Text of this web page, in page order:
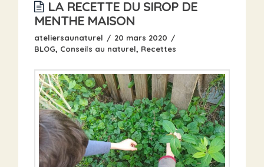
LA RECETTE DU SIROP DE
MENTHE MAISON
ateliersaunaturel
20 mars 2020
BLOG, Conseils au naturel, Recettes